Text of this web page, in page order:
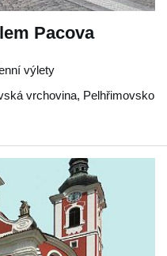
Pacova
výlety
vrchovina, Pelhřimovsko